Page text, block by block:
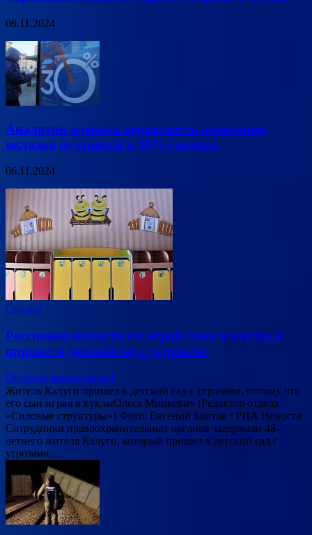
06.11.2024
Аналитик оценила вероятность появления
вкладов со ставкой в 30% годовых
06.11.2024
Сводки
Россиянин возмутился игрой сына в куклы и
пришел в детский сад с угрозами
Оставьте комментарий
Житель Калуги пришел в детский сад с угрозами, потому что
его сын играл в куклыОлеся Мицкевич (Редактор отдела
«Силовые структуры») Фото: Евгений Биятов / РИА Новости
Сотрудники правоохранительных органов задержали 48-
летнего жителя Калуги, который пришел в детский сад с
угрозами,…